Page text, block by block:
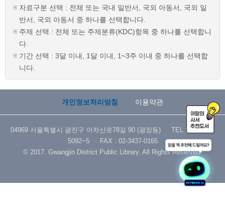
자료구분 선택 : 전체 또는 국내 일반서, 국외 아동서, 국외 일
반서, 국외 아동서 중 하나를 선택합니다.
주제 선택 : 전체 또는 주제분류(KDC)항목 중 하나를 선택합니
다.
기간 선택 : 3달 이내, 1달 이내, 1~3주 이내 중 하나를 선택합
니다.
개인정보처리방침 이용약관
04969 서울특별시 광진구 아차산로78길 90 (광장동) TEL : 02-3437-
5092~5 FAX : 02-3437-0165
© 2017. Gwangjin District Public Library. All Rights Reserved.